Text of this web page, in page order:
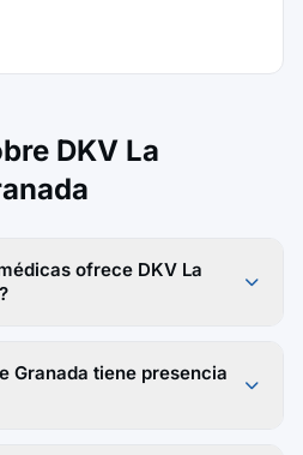
DKV La
ofrece DKV La
Granada tiene presencia